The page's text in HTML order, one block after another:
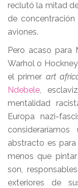
reclutó la mitad
de
aviones.
Pero acaso para
Warhol o
el primer art
Ndebele,
mentalidad
Europa nazi-
abstracto es
menos que
son,
exteriores de